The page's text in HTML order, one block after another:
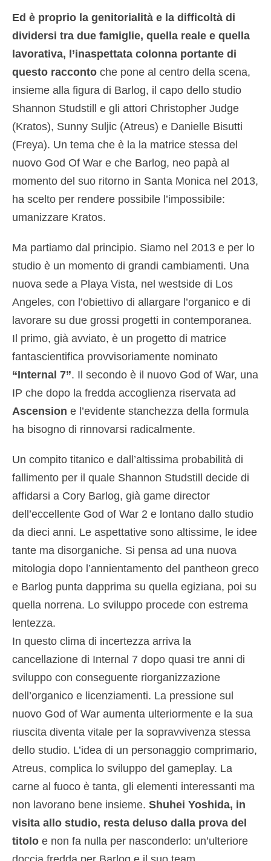
Ed è proprio la genitorialità e la difficoltà di
dividersi tra due famiglie, quella reale e quella
lavorativa, l’inaspettata colonna portante di
questo racconto che pone al centro della scena,
insieme alla figura di Barlog, il capo dello studio
Shannon Studstill e gli attori Christopher Judge
(Kratos), Sunny Suljic (Atreus) e Danielle Bisutti
(Freya). Un tema che è la la matrice stessa del
nuovo God Of War e che Barlog, neo papà al
momento del suo ritorno in Santa Monica nel 2013,
ha scelto per rendere possibile l’impossibile:
umanizzare Kratos.
Ma partiamo dal principio. Siamo nel 2013 e per lo
studio è un momento di grandi cambiamenti. Una
nuova sede a Playa Vista, nel westside di Los
Angeles, con l’obiettivo di allargare l’organico e di
lavorare su due grossi progetti in contemporanea.
Il primo, già avviato, è un progetto di matrice
fantascientifica provvisoriamente nominato
“Internal 7”. Il secondo è il nuovo God of War, una
IP che dopo la fredda accoglienza riservata ad
Ascension e l’evidente stanchezza della formula
ha bisogno di rinnovarsi radicalmente.
Un compito titanico e dall’altissima probabilità di
fallimento per il quale Shannon Studstill decide di
affidarsi a Cory Barlog, già game director
dell’eccellente God of War 2 e lontano dallo studio
da dieci anni. Le aspettative sono altissime, le idee
tante ma disorganiche. Si pensa ad una nuova
mitologia dopo l’annientamento del pantheon greco
e Barlog punta dapprima su quella egiziana, poi su
quella norrena. Lo sviluppo procede con estrema
lentezza.
In questo clima di incertezza arriva la
cancellazione di Internal 7 dopo quasi tre anni di
sviluppo con conseguente riorganizzazione
dell’organico e licenziamenti. La pressione sul
nuovo God of War aumenta ulteriormente e la sua
riuscita diventa vitale per la sopravvivenza stessa
dello studio. L’idea di un personaggio comprimario,
Atreus, complica lo sviluppo del gameplay. La
carne al fuoco è tanta, gli elementi interessanti ma
non lavorano bene insieme. Shuhei Yoshida, in
visita allo studio, resta deluso dalla prova del
titolo e non fa nulla per nasconderlo: un’ulteriore